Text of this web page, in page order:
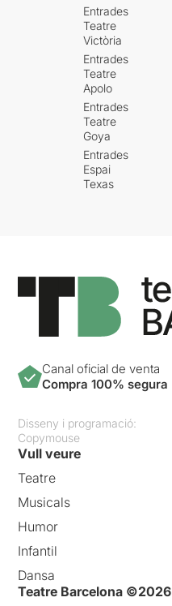
Entrades
Teatre
Victòria
Entrades
Teatre
Apolo
Entrades
Teatre
Goya
Entrades
Espai
Texas
Canal oficial de venta
Compra 100% segura
Disseny i programació:
Copymouse
Vull veure
Teatre
Musicals
Humor
Infantil
Dansa
Teatre Barcelona ©2026